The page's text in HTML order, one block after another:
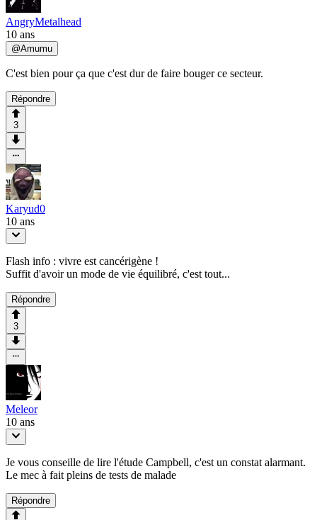
AngryMetalhead
10 ans
@Amumu
C'est bien pour ça que c'est dur de faire bouger ce secteur.
Répondre
3
Karyud0
10 ans
Flash info : vivre est cancérigène !
Suffit d'avoir un mode de vie équilibré, c'est tout...
Répondre
3
Meleor
10 ans
Je vous conseille de lire l'étude Campbell, c'est un constat alarmant.
Le mec à fait pleins de tests de malade
Répondre